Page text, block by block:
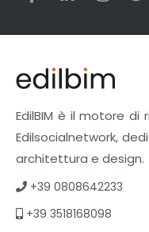
EdilBIM è il motore
Edilsocialnetwork,
architettura e design.
+39 0808642233
+39 3518168098